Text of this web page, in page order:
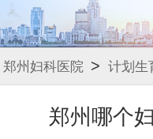
郑州妇科医院 > 计划生
郑州哪个